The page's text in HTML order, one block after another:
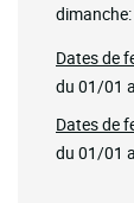
dimanche:
Dates de
du 01/01
Dates de
du 01/01